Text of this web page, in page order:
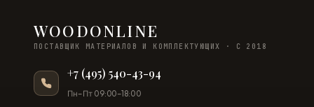
WOODONLINE
ПОСТАВЩИК МАТЕРИАЛОВ И КОМПЛЕКТУЮЩИХ · С 2018
+7 (495) 540-43-94
Пн–Пт 09:00–18:00